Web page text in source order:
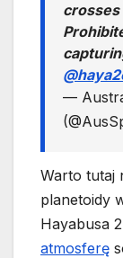
crosses
—
Warto tutaj
planetoidy
Hayabusa
atmosferę